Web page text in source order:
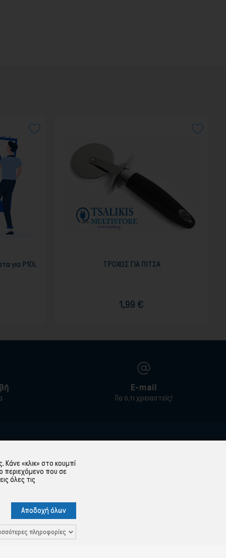
για P10i,
ΤΡΟΧΟΣ ΓΙΑ ΠΙΤΣΑ
1,99 €
E-mail
Για ό,τι χρειαστείς!
Λογαριασμός
«κλικ» στο κουμπί
περιεχόμενο που σε
όλες τις
Αποδοχή όλων
πληροφορίες